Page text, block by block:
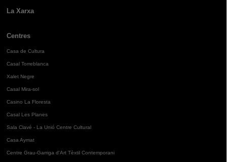
La Xarxa
Centres
Casa de Cultura
Casal Torreblanca
Xalet Negre
Casal Mira-sol
Casino La Floresta
Casal Les Planes
Sala Clavé - La Unió Centre Cultural
Casa Aymat
Centre Grau-Garriga d'Art Tèxtil Contemporani